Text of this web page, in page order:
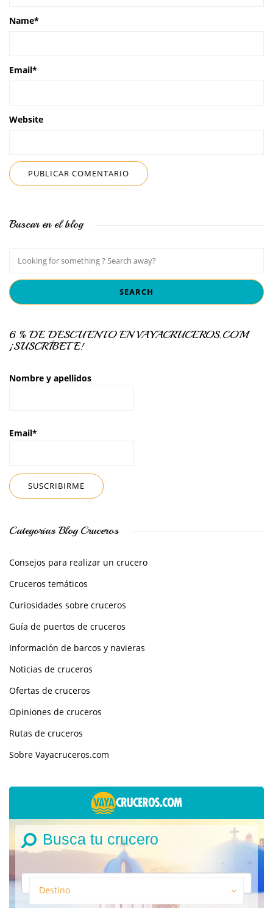
Name*
Email*
Website
Buscar en el blog
6 % DE DESCUENTO EN VAYACRUCEROS.COM
¡SUSCRÍBETE!
Nombre y apellidos
Email*
Categorías Blog Cruceros
Consejos para realizar un crucero
Cruceros temáticos
Curiosidades sobre cruceros
Guía de puertos de cruceros
Información de barcos y navieras
Noticias de cruceros
Ofertas de cruceros
Opiniones de cruceros
Rutas de cruceros
Sobre Vayacruceros.com
Busca tu crucero
Destino